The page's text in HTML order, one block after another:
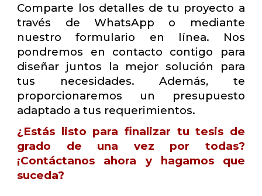
Comparte los detalles de tu proyecto a
través de WhatsApp o mediante
nuestro formulario en línea. Nos
pondremos en contacto contigo para
diseñar juntos la mejor solución para
tus necesidades. Además, te
proporcionaremos un presupuesto
adaptado a tus requerimientos.
¿Estás listo para finalizar tu tesis de
grado de una vez por todas?
¡Contáctanos ahora y hagamos que
suceda?